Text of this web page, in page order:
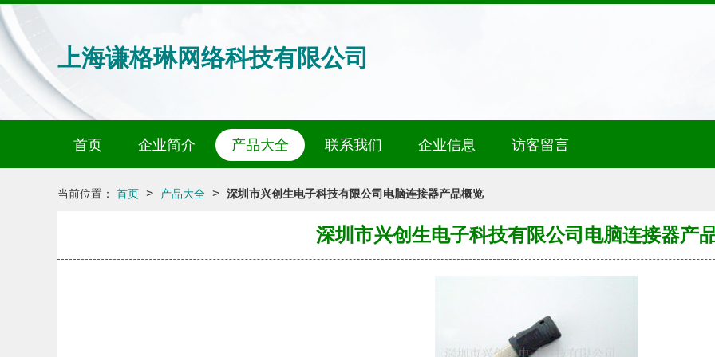
上海谦格琳网络科技有限公司
首页 企业简介 产品大全 联系我们 企业信息 访客留言
当前位置： 首页 > 产品大全 > 深圳市兴创生电子科技有限公司电脑连接器产品概览
深圳市兴创生电子科技有限公司电脑连接器产